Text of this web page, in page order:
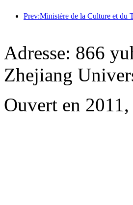
Adresse: 866
Zhejiang
Ouvert en